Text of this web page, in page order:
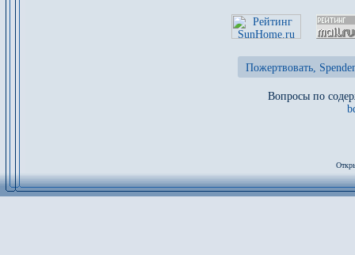
Пожертвовать,
Вопросы по